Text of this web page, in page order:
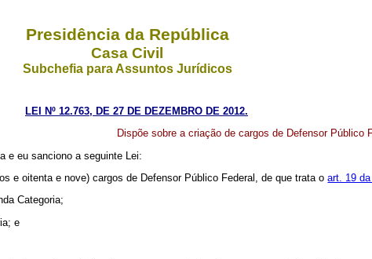
Presidência da República
Casa Civil
Subchefia para Assuntos Jurídicos
LEI Nº 12.763, DE 27 DE DEZEMBRO DE 2012.
Dispõe sobre a criação de cargos de Defensor Público
e eu sanciono a seguinte Lei:
e oitenta e nove) cargos de Defensor Público Federal, de que trata oart. 19
Categoria;
e